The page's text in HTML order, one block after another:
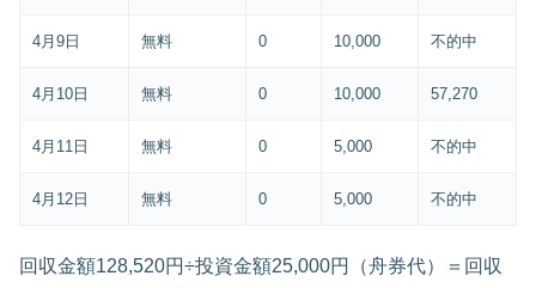
4月9日 無料 0 10,000 不的中
4月10日 無料 0 10,000 57,270
4月11日 無料 0 5,000 不的中
4月12日 無料 0 5,000 不的中
回収金額128,520円÷投資金額25,000円（舟券代）＝回収